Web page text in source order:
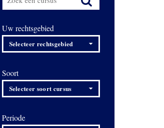
Uw rechtsgebied
Selecteer rechtsgebied
Soort
Selecteer soort cursus
Periode